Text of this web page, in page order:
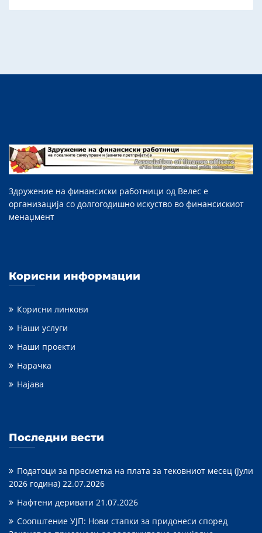
Здружение на финансиски работници од Велес е
организација со долгогодишно искуство во финансискиот
менаџмент
Корисни информации
Корисни линкови
Наши услуги
Наши проекти
Нарачка
Најава
Последни вести
Податоци за пресметка на плата за тековниот месец (Јули
2026 година) 22.07.2026
Нафтени деривати 21.07.2026
Соопштение УЈП: Нови стапки за придонеси според